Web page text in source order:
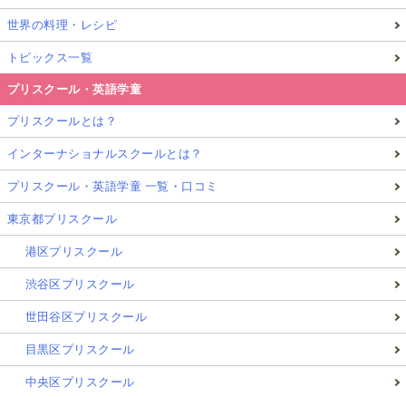
世界の料理・レシピ
トピックス一覧
プリスクール・英語学童
プリスクールとは？
インターナショナルスクールとは？
プリスクール・英語学童 一覧・口コミ
東京都プリスクール
港区プリスクール
渋谷区プリスクール
世田谷区プリスクール
目黒区プリスクール
中央区プリスクール